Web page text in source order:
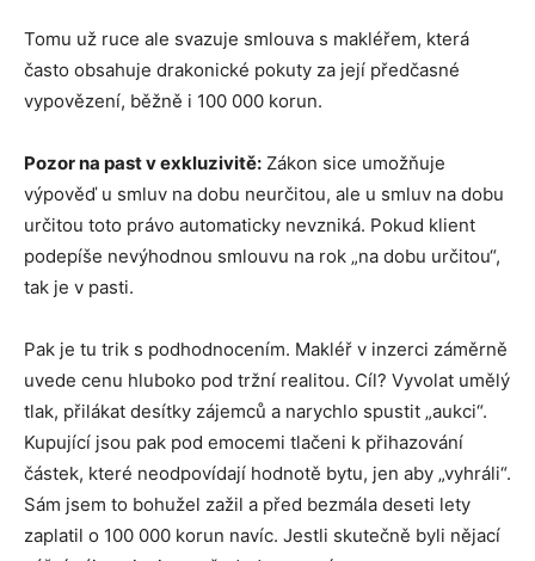
Tomu už ruce ale svazuje smlouva s makléřem, která
často obsahuje drakonické pokuty za její předčasné
vypovězení, běžně i 100 000 korun.
Pozor na past v exkluzivitě: Zákon sice umožňuje
výpověď u smluv na dobu neurčitou, ale u smluv na dobu
určitou toto právo automaticky nevzniká. Pokud klient
podepíše nevýhodnou smlouvu na rok „na dobu určitou“,
tak je v pasti.
Pak je tu trik s podhodnocením. Makléř v inzerci záměrně
uvede cenu hluboko pod tržní realitou. Cíl? Vyvolat umělý
tlak, přilákat desítky zájemců a narychlo spustit „aukci“.
Kupující jsou pak pod emocemi tlačeni k přihazování
částek, které neodpovídají hodnotě bytu, jen aby „vyhráli“.
Sám jsem to bohužel zažil a před bezmála deseti lety
zaplatil o 100 000 korun navíc. Jestli skutečně byli nějací